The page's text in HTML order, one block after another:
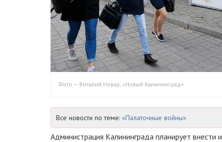
Фото — Виталий Невар, «Новый Калининград»
Все новости по теме: «Палаточные войны»
Администрация Калининграда планирует внести